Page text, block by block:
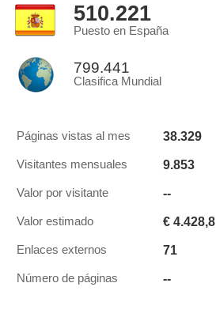
510.221
Puesto en España
799.441
Clasifica Mundial
Páginas vistas al mes 38.329
Visitantes mensuales 9.853
Valor por visitante --
Valor estimado € 4.428,8
Enlaces externos 71
Número de páginas --